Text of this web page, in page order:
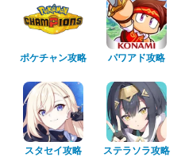
ポケチャン攻略 パワアド攻略
スタセイ攻略 ステラソラ攻略